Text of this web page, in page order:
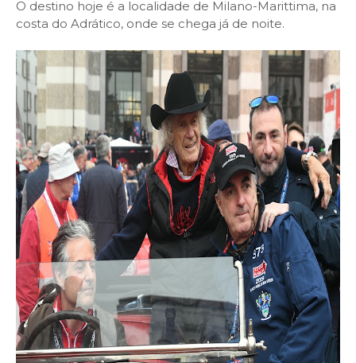
O destino hoje é a localidade de Milano-Marittima, na
costa do Adrático, onde se chega já de noite.